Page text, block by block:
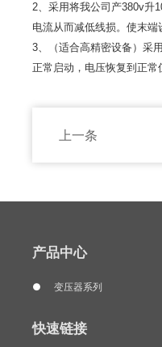
2、采用将我公司产380v升
电流从而减低线损。使末端
3、（适合高精密设备）采
正常启动，电压恢复到正常
上一条
产品中心
变压器系列
快速链接